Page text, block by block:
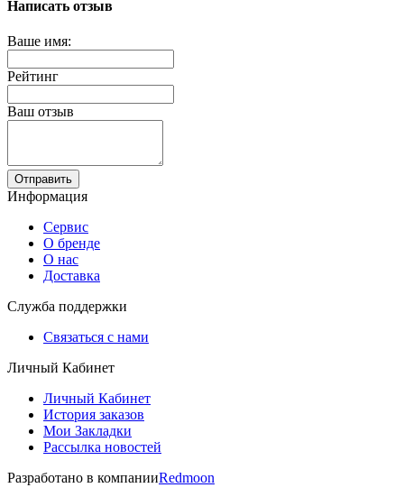
Написать отзыв
Ваше имя:
Рейтинг
Ваш отзыв
Отправить
Информация
Сервис
О бренде
О нас
Доставка
Служба поддержки
Связаться с нами
Личный Кабинет
Личный Кабинет
История заказов
Мои Закладки
Рассылка новостей
Разработано в компанииRedmoon